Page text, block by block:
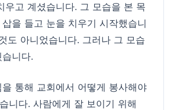
우고 계셨습니다. 그 모습을 본 목
을 들고 눈을 치우기 시작했습니
도 아니었습니다. 그러나 그 모습
니다.
통해 교회에서 어떻게 봉사해야
니다. 사람에게 잘 보이기 위해